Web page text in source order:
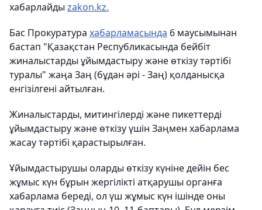
хабарлайды zakon.kz.
Бас Прокуратура хабарламасында 6 маусымынан
бастап "Қазақстан Республикасында бейбіт
жиналыстарды ұйымдастыру және өткізу тәртібі
туралы" жаңа Заң (бұдан әрі - Заң) қолданысқа
енгізілгені айтылған.
Жиналыстарды, митингілерді және пикеттерді
ұйымдастыру және өткізу үшін Заңмен хабарлама
жасау тәртібі қарастырылған.
Ұйымдастырушы оларды өткізу күніне дейін бес
жұмыс күн бұрын жергілікті атқарушы органға
хабарлама береді, ол үш жұмыс күн ішінде оны